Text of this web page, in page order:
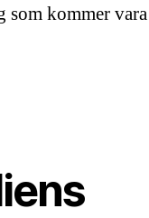
kommer vara